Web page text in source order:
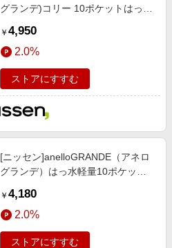
グランデ)コリー 10ポケットはっ水
ディースシューズ)/バッグ/アクセサ
リー / バッグ/鞄/ ショルダーバッグ/
ネイビー
￥ 4,950
2.0%
ストアにすすむ
[ニッセン]anelloGRANDE（アネロ
グランデ）はっ水軽量10ポケット
ューズ)/バッグ/アクセサリー / バッ
グ/鞄/ ショルダーバッグ/ブラック×
グレー
￥ 4,180
2.0%
ストアにすすむ